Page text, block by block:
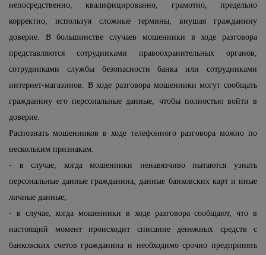
непосредственно, квалифицированно, грамотно, предельно
корректно, используя сложные термины, внушая гражданину
доверие. В большинстве случаев мошенники в ходе разговора
представляются сотрудниками правоохранительных органов,
сотрудниками службы безопасности банка или сотрудниками
интернет-магазинов. В ходе разговора мошенники могут сообщать
гражданину его персональные данные, чтобы полностью войти в
доверие.
Распознать мошенников в ходе телефонного разговора можно по
нескольким признакам:
- в случае, когда мошенники ненавязчиво пытаются узнать
персональные данные гражданина, данные банковских карт и иные
личные данные;
- в случае, когда мошенники в ходе разговора сообщают, что в
настоящий момент происходит списание денежных средств с
банковских счетов гражданина и необходимо срочно предпринять